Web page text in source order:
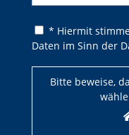
Bitte lasse dieses
Bitte lasse dieses
* Hiermit
Daten im Sinn der
Bitte beweise,